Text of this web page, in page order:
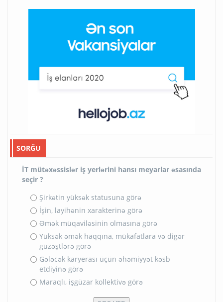
SORĞU
İT mütəxəssislər iş yerlərini hansı meyarlar əsasında
seçir ?
Şirkətin yüksək statusuna görə
İşin, layihənin xarakterinə görə
Əmək müqaviləsinin olmasına görə
Yüksək əmək haqqına, mükafatlara və digər
güzəştlərə görə
Gələcək karyerası üçün əhəmiyyət kəsb
etdiyinə görə
Maraqlı, işgüzar kollektivə görə